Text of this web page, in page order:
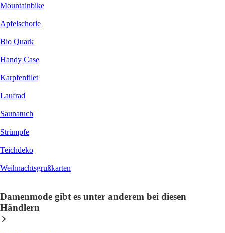
Mountainbike
Apfelschorle
Bio Quark
Handy Case
Karpfenfilet
Laufrad
Saunatuch
Strümpfe
Teichdeko
Weihnachtsgrußkarten
Damenmode gibt es unter anderem bei diesen
Händlern